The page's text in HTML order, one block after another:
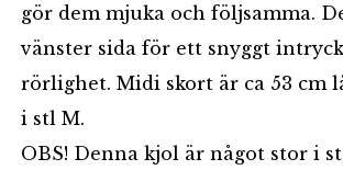
gör dem mjuka och följsamma.
vänster sida för ett snyggt
rörlighet. Midi skort är ca 53 cm
i stl M.
OBS! Denna kjol är något stor i